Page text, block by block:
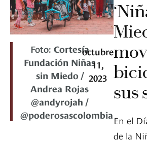
Foto: Cortesía
Fundación Niñas
sin Miedo /
Andrea Rojas
@andyrojah /
@poderosascolombia
octubre
11,
2023
sus
En el
de la